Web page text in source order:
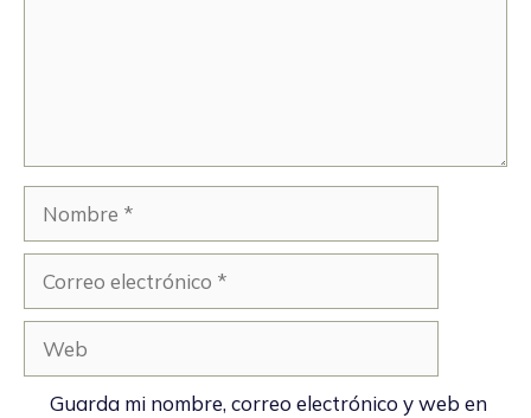
electrónico
Guarda mi nombre, correo electrónico y web en